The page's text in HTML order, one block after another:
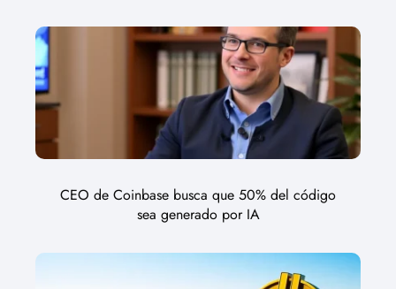
CEO de Coinbase busca que 50% del código
sea generado por IA